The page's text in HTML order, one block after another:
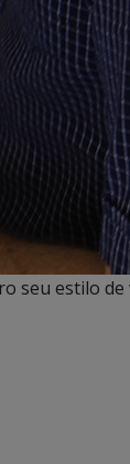
seu estilo de